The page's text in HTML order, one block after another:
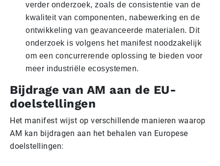
verder onderzoek, zoals de consistentie van de
kwaliteit van componenten, nabewerking en de
ontwikkeling van geavanceerde materialen. Dit
onderzoek is volgens het manifest noodzakelijk
om een concurrerende oplossing te bieden voor
meer industriële ecosystemen.
Bijdrage van AM aan de EU-
doelstellingen
Het manifest wijst op verschillende manieren waarop
AM kan bijdragen aan het behalen van Europese
doelstellingen: